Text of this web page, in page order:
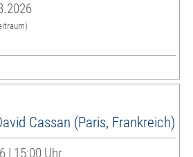
Cassan (Paris, Frankreich)
| 15:00 Uhr